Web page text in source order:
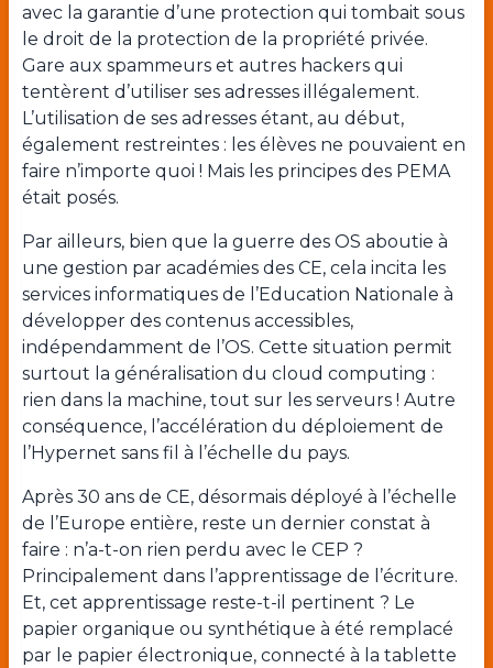
avec la garantie d’une protection qui tombait sous
le droit de la protection de la propriété privée.
Gare aux spammeurs et autres hackers qui
tentèrent d’utiliser ses adresses illégalement.
L’utilisation de ses adresses étant, au début,
également restreintes : les élèves ne pouvaient en
faire n’importe quoi ! Mais les principes des PEMA
était posés.
Par ailleurs, bien que la guerre des OS aboutie à
une gestion par académies des CE, cela incita les
services informatiques de l’Education Nationale à
développer des contenus accessibles,
indépendamment de l’OS. Cette situation permit
surtout la généralisation du cloud computing :
rien dans la machine, tout sur les serveurs ! Autre
conséquence, l’accélération du déploiement de
l’Hypernet sans fil à l’échelle du pays.
Après 30 ans de CE, désormais déployé à l’échelle
de l’Europe entière, reste un dernier constat à
faire : n’a-t-on rien perdu avec le CEP ?
Principalement dans l’apprentissage de l’écriture.
Et, cet apprentissage reste-t-il pertinent ? Le
papier organique ou synthétique à été remplacé
par le papier électronique, connecté à la tablette